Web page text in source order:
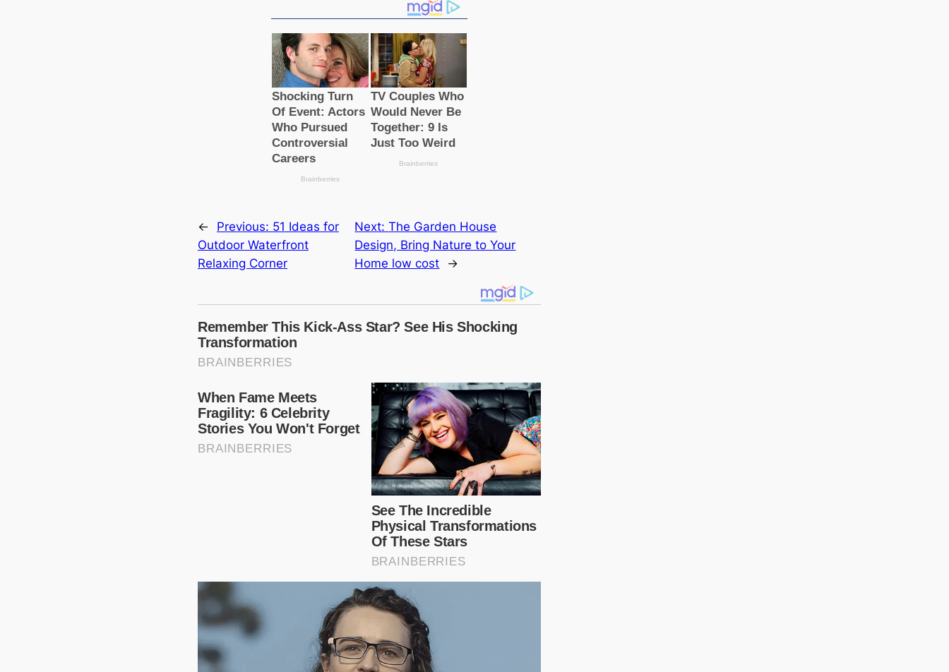
← Previous: 51 Ideas for
Outdoor Waterfront
Relaxing Corner
Next:The Garden House
Design, Bring Nature to Your
Home low cost
→